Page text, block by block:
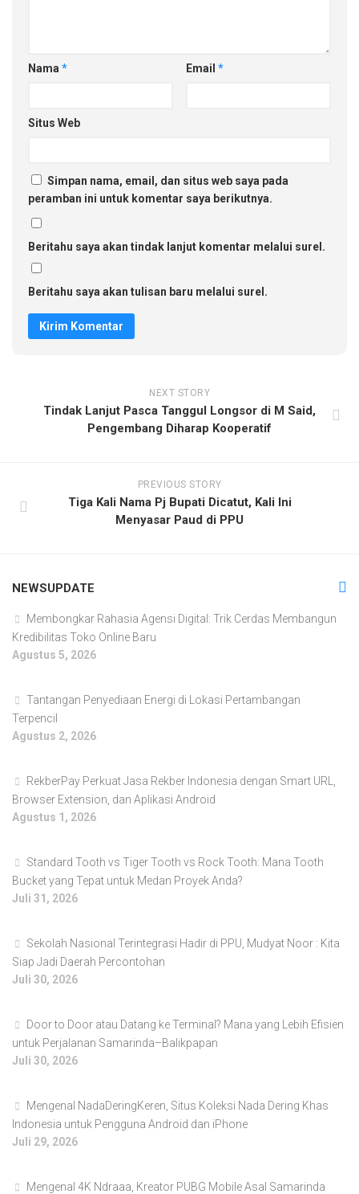
Nama * Email *
Situs Web
Simpan nama, email, dan situs web saya pada
peramban ini untuk komentar saya berikutnya.
Beritahu saya akan tindak lanjut komentar melalui surel.
Beritahu saya akan tulisan baru melalui surel.
NEXT STORY
Tindak Lanjut Pasca Tanggul Longsor di M Said,
Pengembang Diharap Kooperatif
PREVIOUS STORY
Tiga Kali Nama Pj Bupati Dicatut, Kali Ini
Menyasar Paud di PPU
NEWSUPDATE
Membongkar Rahasia Agensi Digital: Trik Cerdas Membangun
Kredibilitas Toko Online Baru
Agustus 5, 2026
Tantangan Penyediaan Energi di Lokasi Pertambangan
Terpencil
Agustus 2, 2026
RekberPay Perkuat Jasa Rekber Indonesia dengan Smart URL,
Browser Extension, dan Aplikasi Android
Agustus 1, 2026
Standard Tooth vs Tiger Tooth vs Rock Tooth: Mana Tooth
Bucket yang Tepat untuk Medan Proyek Anda?
Juli 31, 2026
Sekolah Nasional Terintegrasi Hadir di PPU, Mudyat Noor : Kita
Siap Jadi Daerah Percontohan
Juli 30, 2026
Door to Door atau Datang ke Terminal? Mana yang Lebih Efisien
untuk Perjalanan Samarinda–Balikpapan
Juli 30, 2026
Mengenal NadaDeringKeren, Situs Koleksi Nada Dering Khas
Indonesia untuk Pengguna Android dan iPhone
Juli 29, 2026
Mengenal 4K Ndraaa, Kreator PUBG Mobile Asal Samarinda